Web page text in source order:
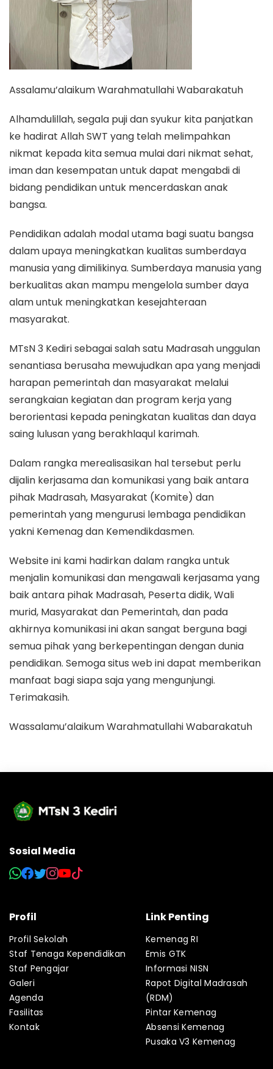
Assalamu’alaikum Warahmatullahi Wabarakatuh
Alhamdulillah, segala puji dan syukur kita panjatkan
ke hadirat Allah SWT yang telah melimpahkan
nikmat kepada kita semua mulai dari nikmat sehat,
iman dan kesempatan untuk dapat mengabdi di
bidang pendidikan untuk mencerdaskan anak
bangsa.
Pendidikan adalah modal utama bagi suatu bangsa
dalam upaya meningkatkan kualitas sumberdaya
manusia yang dimilikinya. Sumberdaya manusia yang
berkualitas akan mampu mengelola sumber daya
alam untuk meningkatkan kesejahteraan
masyarakat.
MTsN 3 Kediri sebagai salah satu Madrasah unggulan
senantiasa berusaha mewujudkan apa yang menjadi
harapan pemerintah dan masyarakat melalui
serangkaian kegiatan dan program kerja yang
berorientasi kepada peningkatan kualitas dan daya
saing lulusan yang berakhlaqul karimah.
Dalam rangka merealisasikan hal tersebut perlu
dijalin kerjasama dan komunikasi yang baik antara
pihak Madrasah, Masyarakat (Komite) dan
pemerintah yang mengurusi lembaga pendidikan
yakni Kemenag dan Kemendikdasmen.
Website ini kami hadirkan dalam rangka untuk
menjalin komunikasi dan mengawali kerjasama yang
baik antara pihak Madrasah, Peserta didik, Wali
murid, Masyarakat dan Pemerintah, dan pada
akhirnya komunikasi ini akan sangat berguna bagi
semua pihak yang berkepentingan dengan dunia
pendidikan. Semoga situs web ini dapat memberikan
manfaat bagi siapa saja yang mengunjungi.
Terimakasih.
Wassalamu’alaikum Warahmatullahi Wabarakatuh
Sosial Media
Profil
Profil Sekolah
Staf Tenaga Kependidikan
Staf Pengajar
Galeri
Agenda
Fasilitas
Kontak
Link Penting
Kemenag RI
Emis GTK
Informasi NISN
Rapot Digital Madrasah
(RDM)
Pintar Kemenag
Absensi Kemenag
Pusaka V3 Kemenag